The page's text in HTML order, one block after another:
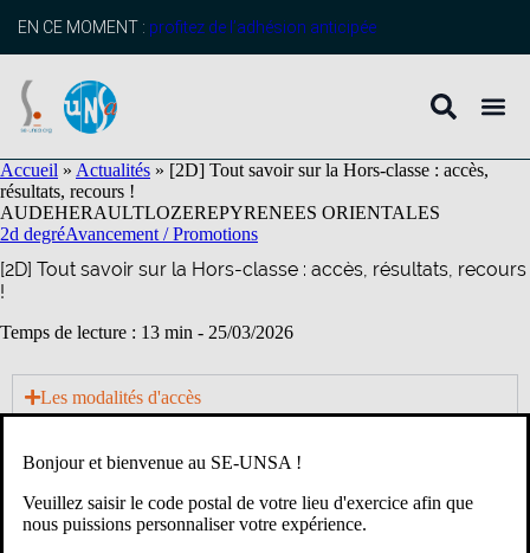
principal
EN CE MOMENT : profitez de l’adhésion anticipée
Accueil » Actualités » [2D] Tout savoir sur la Hors-classe : accès,
résultats, recours !
AUDEHERAULTLOZEREPYRENEES ORIENTALES
2d degréAvancement / Promotions
[2D] Tout savoir sur la Hors-classe : accès, résultats, recours
!
Temps de lecture : 13 min - 25/03/2026
Les modalités d'accès
Comment faire un recours
Bonjour et bienvenue au SE-UNSA !
Veuillez saisir le code postal de votre lieu d'exercice afin que
nous puissions personnaliser votre expérience.